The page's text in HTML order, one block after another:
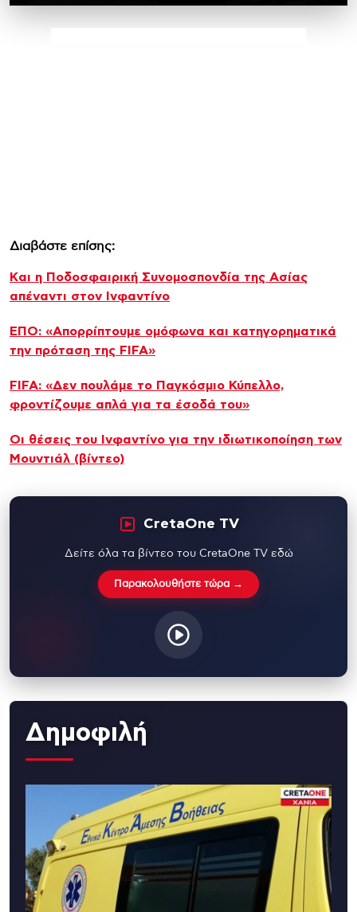
Διαβάστε επίσης:
Kαι η Ποδοσφαιρική Συνομοσπονδία της Ασίας
απέναντι στον Ινφαντίνο
ΕΠΟ: «Απορρίπτουμε ομόφωνα και κατηγορηματικά
την πρόταση της FIFA»
FIFA: «Δεν πουλάμε το Παγκόσμιο Κύπελλο,
φροντίζουμε απλά για τα έσοδά του»
Οι θέσεις του Ινφαντίνο για την ιδιωτικοποίηση των
Μουντιάλ (βίντεο)
CretaOne TV
Δείτε όλα τα βίντεο του CretaOne TV εδώ
Παρακολουθήστε τώρα →
Δημοφιλή